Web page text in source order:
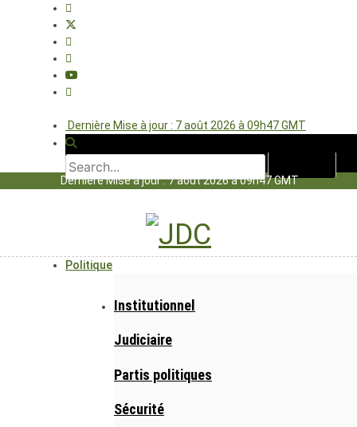
Dernière Mise à jour : 7 août 2026 à 09h47 GMT
Dernière Mise à jour : 7 août 2026 à 09h47 GMT
Politique
Institutionnel
Judiciaire
Partis politiques
Sécurité